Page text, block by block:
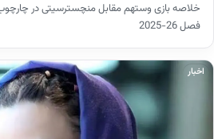
خلاصه بازی وستهم مقابل منچسترسیتی در
فصل 26-2025
اخبار